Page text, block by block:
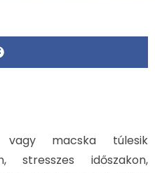
macska túlesik
stresszes időszakon,